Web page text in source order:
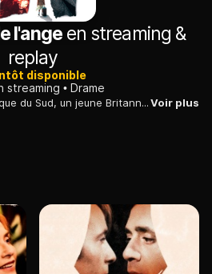
l'angeen streaming &
replay
disponible
streaming
Drame
Au début du siècle, en Afrique du Sud, un jeune Britannique, lui-même en proie au racisme ambiant, rejoint les rangs des militants anti-apartheid.Voir plus